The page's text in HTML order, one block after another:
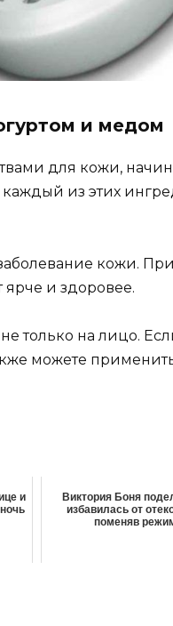
и медом
для кожи,
из этих
кожи. При
и здоровее.
только на лицо.
можете
и
Виктория Боня
избавилась от
поменяв